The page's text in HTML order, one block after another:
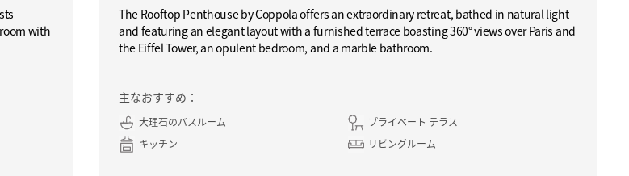
with
The Rooftop Penthouse by Coppola offers an extraordinary retreat, bathed in natural light
and featuring an elegant layout with a furnished terrace boasting 360° views over Paris and
the Eiffel Tower, an opulent bedroom, and a marble bathroom.
主なおすすめ：
大理石のバスルーム
プライベート テラス
キッチン
リビングルーム